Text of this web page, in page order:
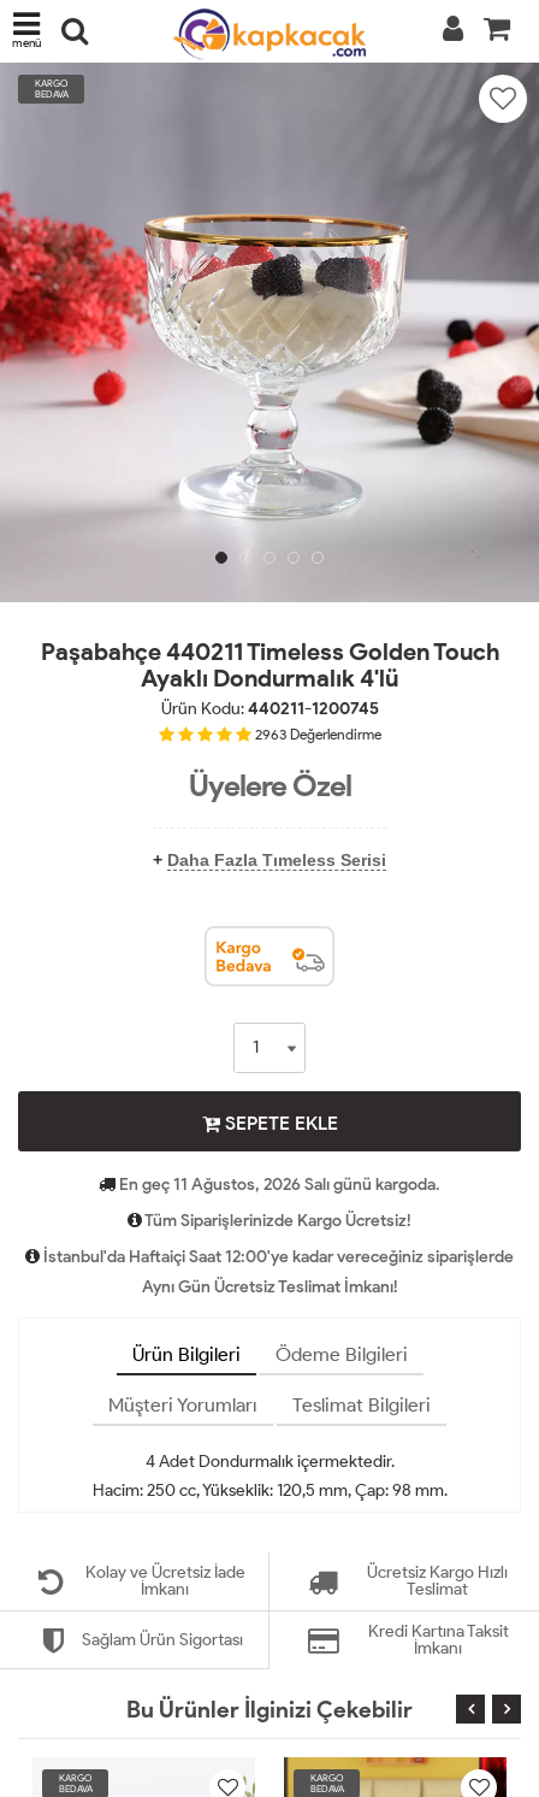
menü
KARGO
BEDAVA
Paşabahçe 440211 Timeless Golden Touch
Ayaklı Dondurmalık 4'lü
Ürün Kodu:440211-1200745
2963 Değerlendirme
Üyelere Özel
+ Daha Fazla Tımeless Serisi
SEPETE EKLE
En geç 11 Ağustos, 2026 Salı günü kargoda.
Tüm Siparişlerinizde Kargo Ücretsiz!
İstanbul'da Haftaiçi Saat 12:00'ye kadar vereceğiniz siparişlerde
Aynı Gün Ücretsiz Teslimat İmkanı!
Ürün Bilgileri Ödeme Bilgileri
Müşteri Yorumları Teslimat Bilgileri
4 Adet Dondurmalık içermektedir.
Hacim: 250 cc, Yükseklik: 120,5 mm, Çap: 98 mm.
Kolay ve Ücretsiz İade
İmkanı
Ücretsiz Kargo Hızlı
Teslimat
Sağlam Ürün Sigortası
Kredi Kartına Taksit
İmkanı
Bu Ürünler İlginizi Çekebilir
KARGO
BEDAVA
KARGO
BEDAVA